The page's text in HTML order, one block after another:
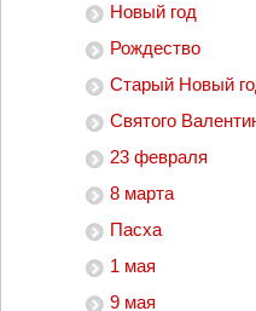
Новый год
Рождество
Старый Новый
Святого
23 февраля
8 марта
Пасха
1 мая
9 мая